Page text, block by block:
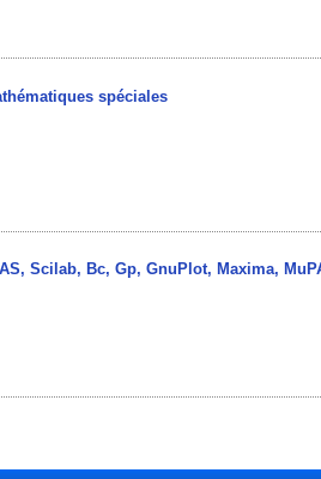
spéciales
Scilab, Bc, Gp, GnuPlot, Maxima,